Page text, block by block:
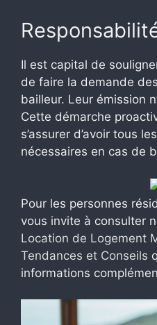
Il est capital de
de faire la demande
bailleur. Leur émission
Cette démarche
s’assurer d’avoir tous
nécessaires en cas de
Pour les personnes
vous invite à consulter
Location de Logement
Tendances et Conseils
informations